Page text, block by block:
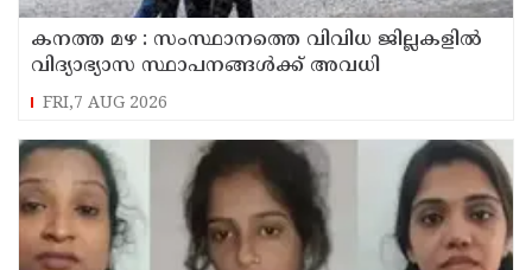
കനത്ത മഴ : സംസ്ഥാനത്തെ വിവിധ ജില്ലകളിൽ
വിദ്യാഭ്യാസ സ്ഥാപനങ്ങൾക്ക് അവധി
FRI,7 AUG 2026